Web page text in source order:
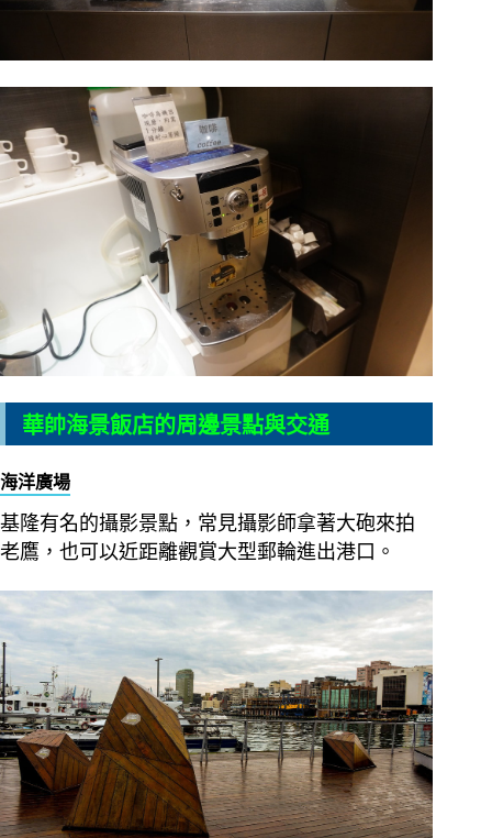
華帥海景飯店的周邊景點與交通
海洋廣場
基隆有名的攝影景點，常見攝影師拿著大砲來拍
老鷹，也可以近距離觀賞大型郵輪進出港口。